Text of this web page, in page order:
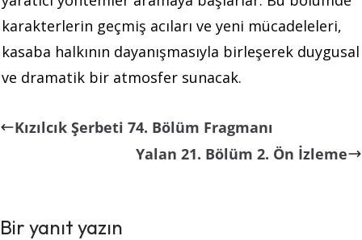
karakterlerin geçmiş acıları ve yeni mücadeleleri,
kasaba halkının dayanışmasıyla birleşerek duygusal
ve dramatik bir atmosfer sunacak.
Kızılcık Şerbeti 74. Bölüm Fragmanı
Yalan 21. Bölüm 2. Ön İzleme
Bir yanıt yazın